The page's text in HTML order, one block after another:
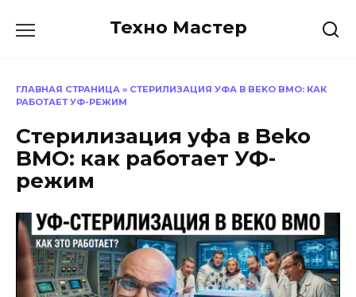
Техно Мастер
ГЛАВНАЯ СТРАНИЦА » СТЕРИЛИЗАЦИЯ УФА В BEKO BMO: КАК
РАБОТАЕТ УФ-РЕЖИМ
Стерилизация уфа в Beko
BMO: как работает УФ-
режим